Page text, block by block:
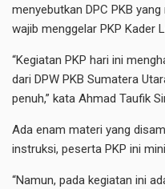
menyebutkan DPC PKB
wajib menggelar PKP Kader
“Kegiatan PKP hari ini
dari DPW PKB Sumatera
penuh,” kata Ahmad Taufik
Ada enam materi yang
instruksi, peserta PKP ini
“Namun, pada kegiatan ini